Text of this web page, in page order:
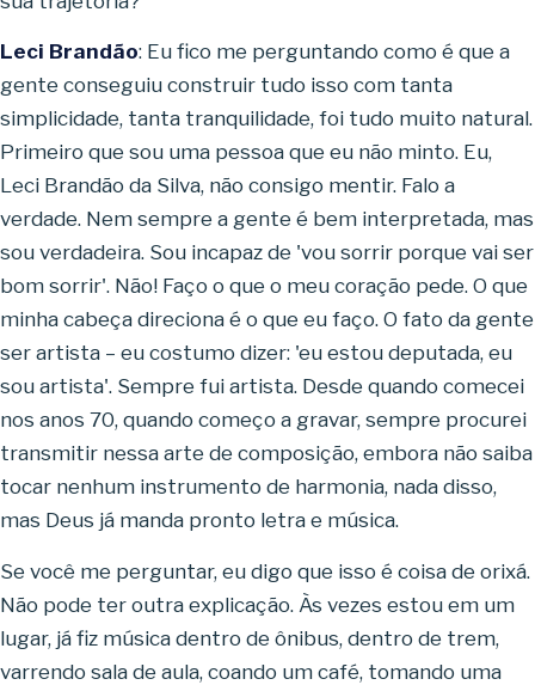
Leci Brandão: Eu fico me perguntando como é que a
gente conseguiu construir tudo isso com tanta
simplicidade, tanta tranquilidade, foi tudo muito natural.
Primeiro que sou uma pessoa que eu não minto. Eu,
Leci Brandão da Silva, não consigo mentir. Falo a
verdade. Nem sempre a gente é bem interpretada, mas
sou verdadeira. Sou incapaz de 'vou sorrir porque vai ser
bom sorrir'. Não! Faço o que o meu coração pede. O que
minha cabeça direciona é o que eu faço. O fato da gente
ser artista – eu costumo dizer: 'eu estou deputada, eu
sou artista'. Sempre fui artista. Desde quando comecei
nos anos 70, quando começo a gravar, sempre procurei
transmitir nessa arte de composição, embora não saiba
tocar nenhum instrumento de harmonia, nada disso,
mas Deus já manda pronto letra e música.
Se você me perguntar, eu digo que isso é coisa de orixá.
Não pode ter outra explicação. Às vezes estou em um
lugar, já fiz música dentro de ônibus, dentro de trem,
varrendo sala de aula, coando um café, tomando uma